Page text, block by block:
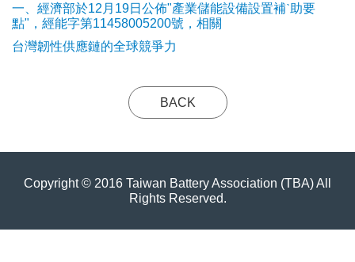
​一、經濟部於12月19日公佈"產業儲能設備設置補ˋ助要
點"，經能字第11458005200號，相關
台灣韌性供應鏈的全球競爭力
BACK
Copyright © 2016 Taiwan Battery Association (TBA) All
Rights Reserved.